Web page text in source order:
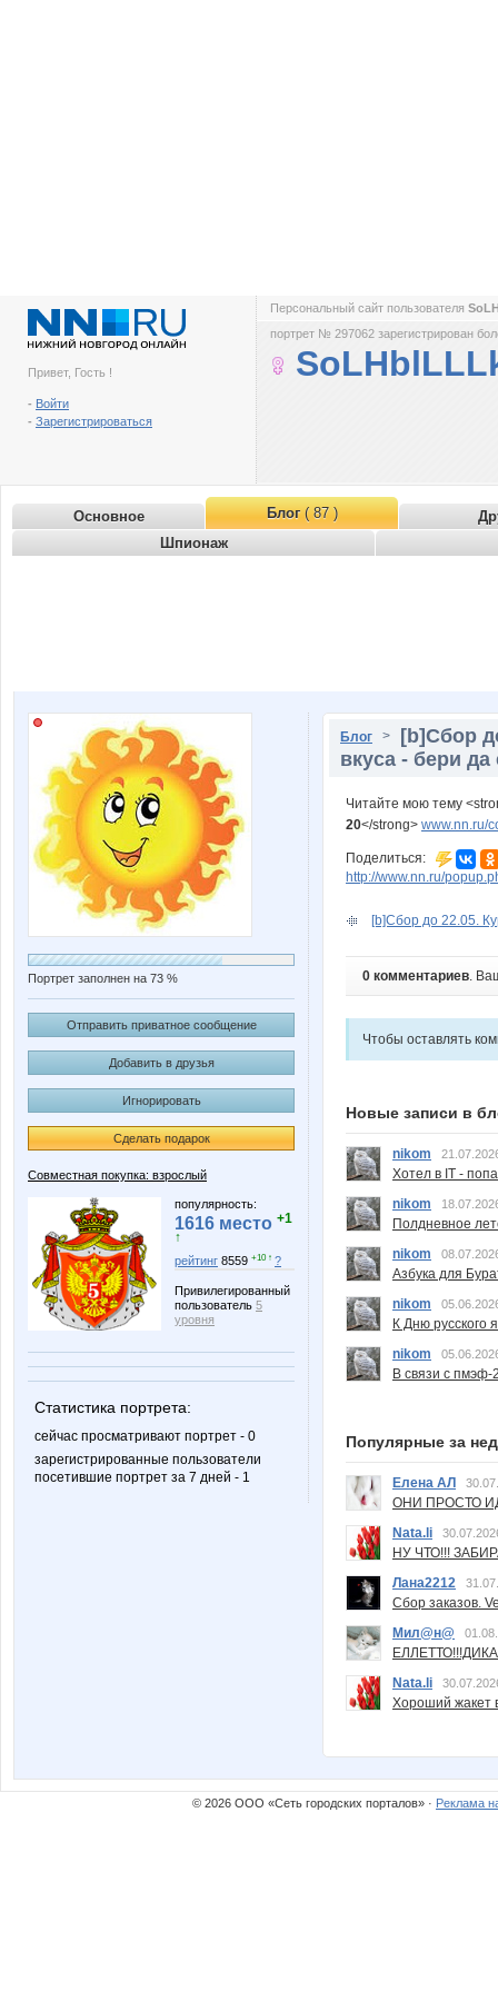
Привет, Гость !
- Войти
- Зарегистрироваться
Персональный сайт пользователя
портрет № 297062 зарегистрирован
Основное Блог( 87 )
Шпионаж
Портрет заполнен на 73 %
Отправить приватное сообщение
Добавить в друзья
Игнорировать
Сделать подарок
Совместная покупка: взрослый
популярность:
1616 место +1
↑
рейтинг 8559 +10 ↑ ?
Привилегированный
пользователь 5
уровня
Статистика портрета:
сейчас просматривают портрет - 0
зарегистрированные пользователи
посетившие портрет за 7 дней - 1
Блог >
[b]Сбор
вкуса - бери
Читайте мою тему
20</strong> www.nn.ru/
Поделиться:
http://www.nn.ru/
[b]Сбор до 22.05.
0 комментариев.
Чтобы оставлять
Новые записи в
nikom
Хотел в IT -
nikom
Полдневное
nikom
Азбука для
nikom
К Дню русского
nikom
В связи с пмэф-
Популярные за
Елена АЛ
ОНИ ПРОСТО
Nata.li
НУ ЧТО!!!
Лана2212
Сбор заказов.
Мил@н@
Nata.li
Хороший жакет
© 2026 ООО «Сеть городских порталов» · Реклама